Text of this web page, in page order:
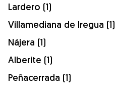
Lardero (1)
Villamediana de Iregua (1)
Nájera (1)
Alberite (1)
Peñacerrada (1)